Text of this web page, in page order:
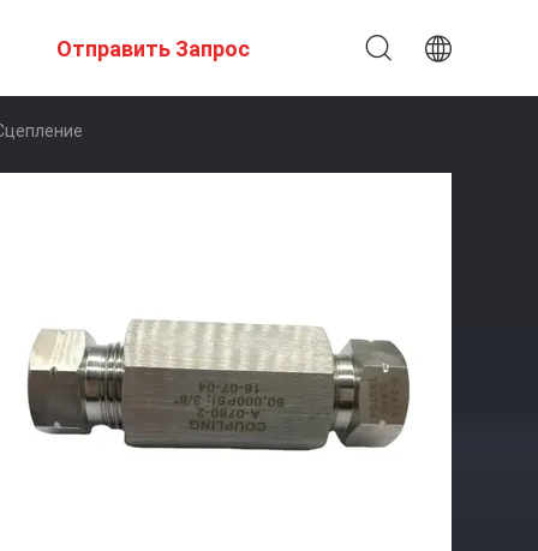
Отправить Запрос